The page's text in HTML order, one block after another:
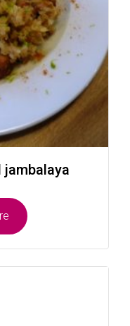
creol jambalaya